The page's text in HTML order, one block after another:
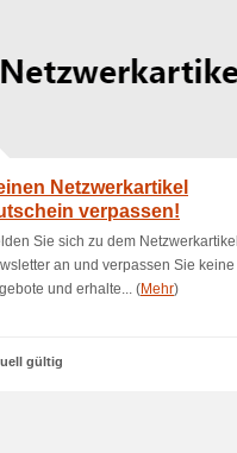
Netzwerkartikel
verpassen!
Sie sich zu dem Netzwerkartikel
an und verpassen Sie keine
und erhalte... (Mehr)
gültig